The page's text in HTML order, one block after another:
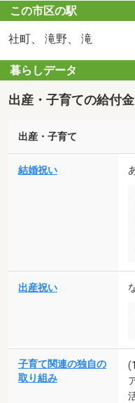
この市区の駅
社町、 滝野、 滝
暮らしデータ
出産・子育ての給付
出産・子育て
結婚祝い
出産祝い
子育て関連の独自の
取り組み